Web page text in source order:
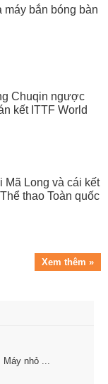
máy bắn bóng bàn
Chuqin ngược
kết ITTF World
Mã Long và cái kết
thao Toàn quốc
Xem thêm »
Máy nhỏ ...